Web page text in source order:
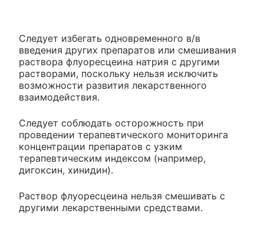
Следует избегать одновременного в/в
введения других препаратов или смешивания
раствора флуоресцеина натрия с другими
растворами, поскольку нельзя исключить
возможности развития лекарственного
взаимодействия.
Следует соблюдать осторожность при
проведении терапевтического мониторинга
концентрации препаратов с узким
терапевтическим индексом (например,
дигоксин, хинидин).
Раствор флуоресцеина нельзя смешивать с
другими лекарственными средствами.